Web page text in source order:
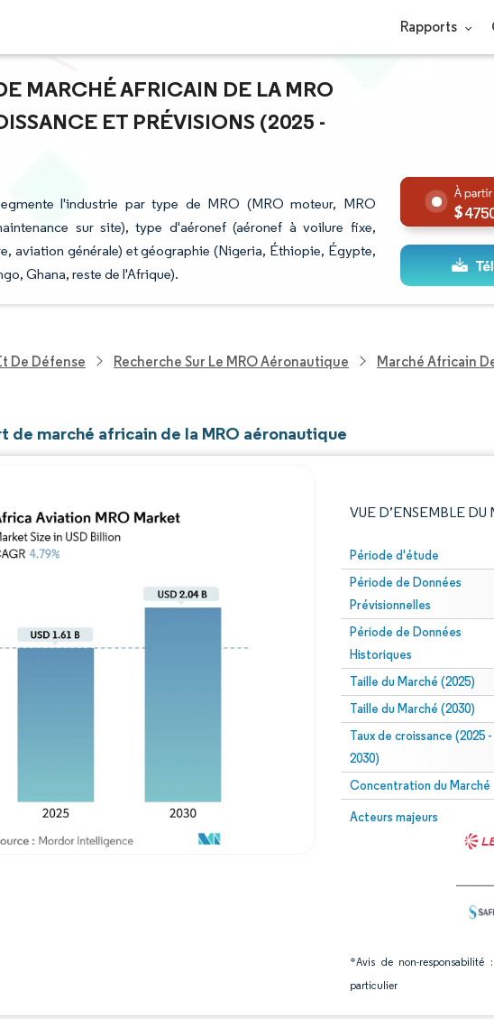
Rapports
MARCHÉ AFRICAIN DE LA MRO
ET PRÉVISIONS (2025 -
l'industrie par type de MRO (MRO moteur, MRO
sur site), type d'aéronef (aéronef à voilure fixe,
aviation générale) et géographie (Nigeria, Éthiopie, Égypte,
Ghana, reste de l'Afrique).
De Défense Recherche Sur Le MRO Aéronautique Marché Africain
de marché africain de la MRO aéronautique
VUE D’ENSEMBLE DU
Période d'étude
Période de Données
Prévisionnelles
Période de Données
Historiques
Taille du Marché (2025)
Taille du Marché (2030)
Taux de croissance (2025 -
2030)
Concentration du Marché
Acteurs majeurs
*Avis de non-
particulier
Image © Mordor Intelligence.
Image © Mordor Intelligence. La réutilisation nécessite une attribution sous CC BY